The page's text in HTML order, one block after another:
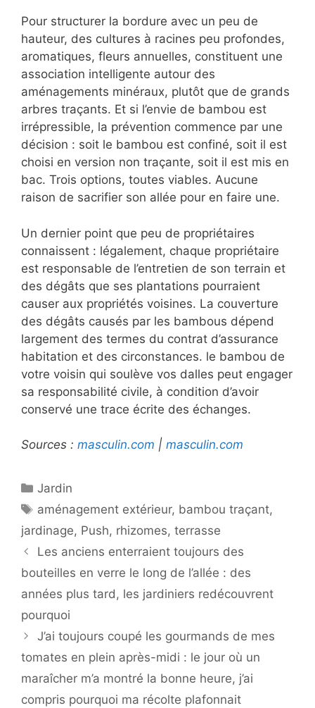
Pour structurer la bordure avec un peu de
hauteur, des cultures à racines peu profondes,
aromatiques, fleurs annuelles, constituent une
association intelligente autour des
aménagements minéraux, plutôt que de grands
arbres traçants. Et si l’envie de bambou est
irrépressible, la prévention commence par une
décision : soit le bambou est confiné, soit il est
choisi en version non traçante, soit il est mis en
bac. Trois options, toutes viables. Aucune
raison de sacrifier son allée pour en faire une.
Un dernier point que peu de propriétaires
connaissent : légalement, chaque propriétaire
est responsable de l’entretien de son terrain et
des dégâts que ses plantations pourraient
causer aux propriétés voisines. La couverture
des dégâts causés par les bambous dépend
largement des termes du contrat d’assurance
habitation et des circonstances. le bambou de
votre voisin qui soulève vos dalles peut engager
sa responsabilité civile, à condition d’avoir
conservé une trace écrite des échanges.
Sources : masculin.com | masculin.com
Catégories
Jardin
Étiquettes
aménagement extérieur, bambou traçant,
jardinage, Push, rhizomes, terrasse
Les anciens enterraient toujours des
bouteilles en verre le long de l’allée : des
années plus tard, les jardiniers redécouvrent
pourquoi
J’ai toujours coupé les gourmands de mes
tomates en plein après-midi : le jour où un
maraîcher m’a montré la bonne heure, j’ai
compris pourquoi ma récolte plafonnait